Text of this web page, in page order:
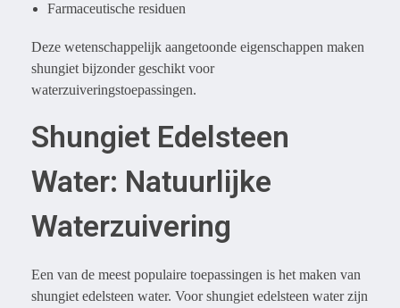
Farmaceutische residuen
Deze wetenschappelijk aangetoonde eigenschappen maken
shungiet bijzonder geschikt voor
waterzuiveringstoepassingen.
Shungiet Edelsteen
Water: Natuurlijke
Waterzuivering
Een van de meest populaire toepassingen is het maken van
shungiet edelsteen water. Voor shungiet edelsteen water zijn